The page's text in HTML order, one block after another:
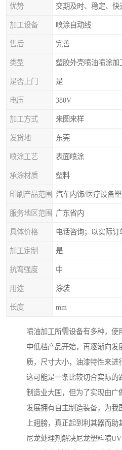
优势 交期及时、稳定、快
加工设备 喷涂自动线
售后 完善
类型 塑胶外壳喷油喷涂加
是否上门 是
电压 380V
加工方式 来图来样
发货地 东莞
喷涂工艺 表面喷涂
承涂材质 塑料
印刷产品范围 汽车内饰/医疗设备
服务地区范围 广东省内
具体价格 电话咨询；以实际订
加工定制 是
抗弯强度 中
用途 涂装
长度 mm
喷油加工所需设备有多种，使
中低档产品开始，再逐渐向发
质，尺寸大小，油漆特性来进
这可能是一条比较切合实际的
制造业大国，但为了实现由广
发展拥有自主制造装备，为我
上翅膀，真正起到利其器而助
尼龙处理剂解决尼龙塑料喷